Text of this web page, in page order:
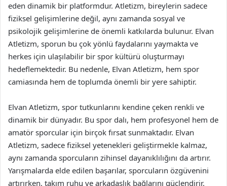
eden dinamik bir platformdur. Atletizm, bireylerin sadece
fiziksel gelişimlerine değil, aynı zamanda sosyal ve
psikolojik gelişimlerine de önemli katkılarda bulunur. Elvan
Atletizm, sporun bu çok yönlü faydalarını yaymakta ve
herkes için ulaşılabilir bir spor kültürü oluşturmayı
hedeflemektedir. Bu nedenle, Elvan Atletizm, hem spor
camiasında hem de toplumda önemli bir yere sahiptir.
Elvan Atletizm, spor tutkunlarını kendine çeken renkli ve
dinamik bir dünyadır. Bu spor dalı, hem profesyonel hem de
amatör sporcular için birçok fırsat sunmaktadır. Elvan
Atletizm, sadece fiziksel yetenekleri geliştirmekle kalmaz,
aynı zamanda sporcuların zihinsel dayanıklılığını da artırır.
Yarışmalarda elde edilen başarılar, sporcuların özgüvenini
artırırken, takım ruhu ve arkadaşlık bağlarını güçlendirir.